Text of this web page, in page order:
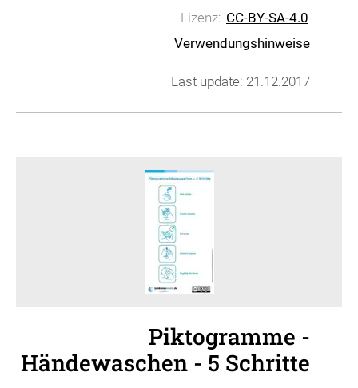
Lizenz: CC-BY-SA-4.0
Verwendungshinweise
Last update: 21.12.2017
Piktogramme -
Händewaschen - 5 Schritte